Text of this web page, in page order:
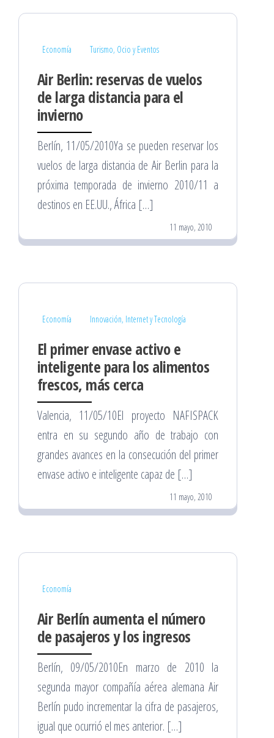
Economía Turismo, Ocio y Eventos
Air Berlin: reservas de vuelos
de larga distancia para el
invierno
Berlín, 11/05/2010Ya se pueden reservar los
vuelos de larga distancia de Air Berlin para la
próxima temporada de invierno 2010/11 a
destinos en EE.UU., África […]
11 mayo, 2010
Economía Innovación, Internet y Tecnología
El primer envase activo e
inteligente para los alimentos
frescos, más cerca
Valencia, 11/05/10El proyecto NAFISPACK
entra en su segundo año de trabajo con
grandes avances en la consecución del primer
envase activo e inteligente capaz de […]
11 mayo, 2010
Economía
Air Berlín aumenta el número
de pasajeros y los ingresos
Berlín, 09/05/2010En marzo de 2010 la
segunda mayor compañía aérea alemana Air
Berlín pudo incrementar la cifra de pasajeros,
igual que ocurrió el mes anterior. […]